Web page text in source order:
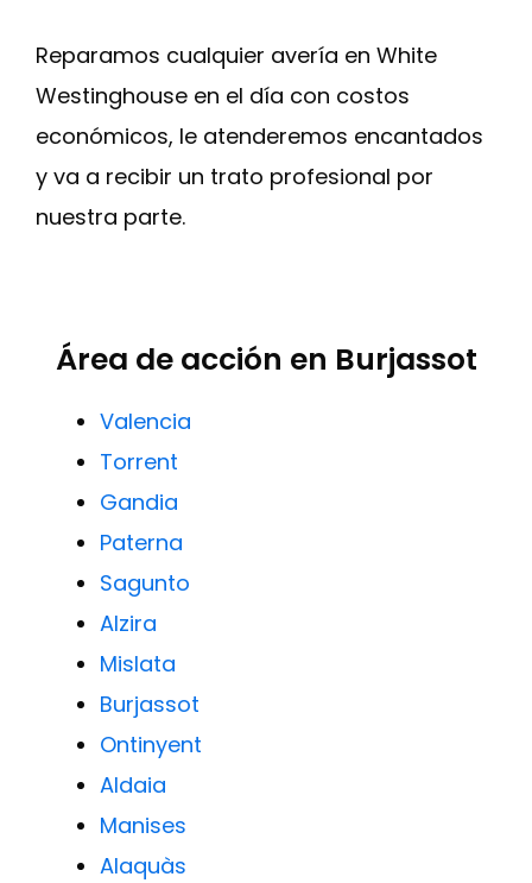
Reparamos cualquier avería en White
Westinghouse en el día con costos
económicos, le atenderemos encantados
y va a recibir un trato profesional por
nuestra parte.
Área de acción en Burjassot
Valencia
Torrent
Gandia
Paterna
Sagunto
Alzira
Mislata
Burjassot
Ontinyent
Aldaia
Manises
Alaquàs